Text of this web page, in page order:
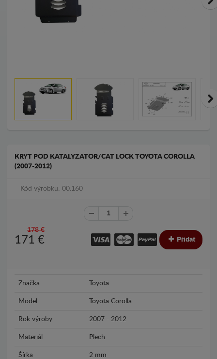
KRYT POD KATALYZATOR/CAT LOCK TOYOTA COROLLA
(2007-2012)
Kód výrobku: 00.160
178 €
171 € Přídat
Značka Toyota
Model Toyota Corolla
Rok výroby 2007 - 2012
Materiál Plech
Šírka 2 mm